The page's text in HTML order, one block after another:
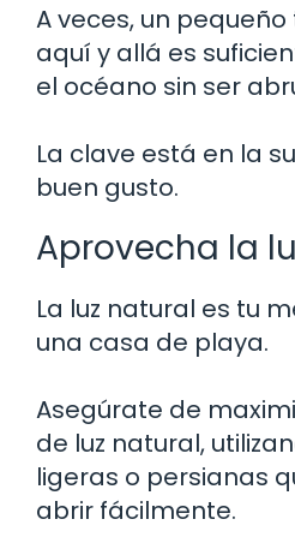
A veces, un
aquí y allá es
el océano sin ser
La clave está en la
buen gusto.
Aprovecha la
La luz natural es tu
una casa de playa.
Asegúrate de
de luz natural,
ligeras o persianas
abrir fácilmente.